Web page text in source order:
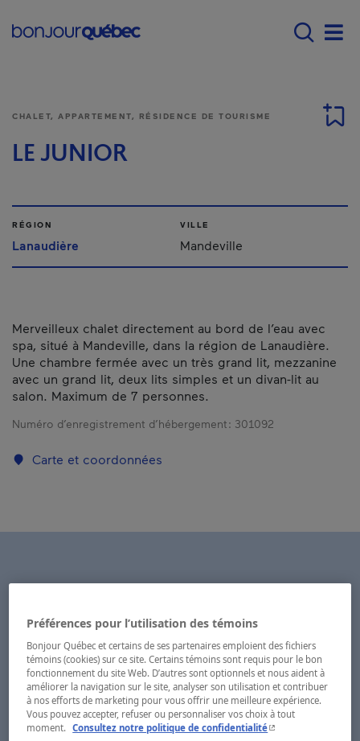
Main navigation -
CHALET, APPARTEMENT, RÉSIDENCE DE TOURISME
LE JUNIOR
RÉGION
Lanaudière
VILLE
Mandeville
Merveilleux chalet directement au bord de l’eau avec
spa, situé à Mandeville, dans la région de Lanaudière.
Une chambre fermée avec un très grand lit, mezzanine
avec un grand lit, deux lits simples et un divan-lit au
salon. Maximum de 7 personnes.
Numéro d’enregistrement d’hébergement : 301092
Carte et coordonnées
Préférences pour l’utilisation des témoins
Bonjour Québec et certains de ses partenaires emploient des fichiers
témoins (cookies) sur ce site. Certains témoins sont requis pour le bon
fonctionnement du site Web. D’autres sont optionnels et nous aident à
améliorer la navigation sur le site, analyser son utilisation et contribuer
à nos efforts de marketing pour vous offrir une meilleure expérience.
Vous pouvez accepter, refuser ou personnaliser vos choix à tout
moment.
Consultez notre politique de confidentialité- Cet hyperlien